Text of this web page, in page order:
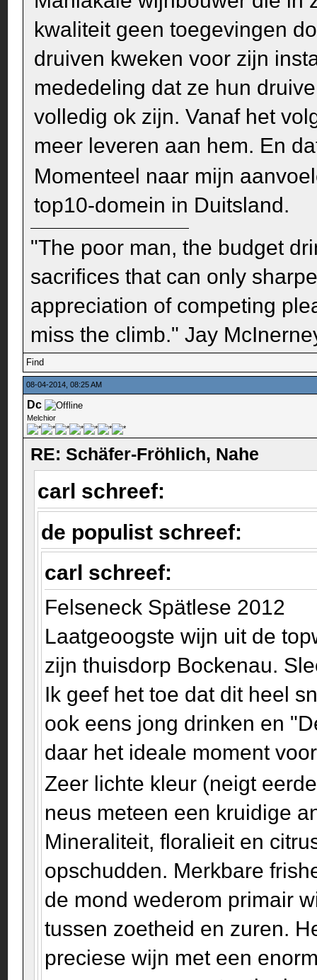
kwaliteit geen toegevingen
druiven kweken voor zijn
mededeling dat ze hun
volledig ok zijn. Vanaf het
meer leveren aan hem. En
Momenteel naar mijn
top10-domein in Duitsland.
"The poor man, the budget
sacrifices that can only
appreciation of competing
miss the climb." Jay
Find
08-04-2014, 08:25 AM
Dc
Melchior
RE: Schäfer-Fröhlich, Nahe
carl schreef:
de populist schreef:
carl schreef:
Felseneck Spätlese 2012
Laatgeoogste wijn uit de
zijn thuisdorp Bockenau.
Ik geef het toe dat dit heel
ook eens jong drinken en
daar het ideale moment
Zeer lichte kleur (neigt
neus meteen een kruidige
Mineraliteit, floralieit en
opschudden. Merkbare
de mond wederom primair
tussen zoetheid en zuren.
preciese wijn met een